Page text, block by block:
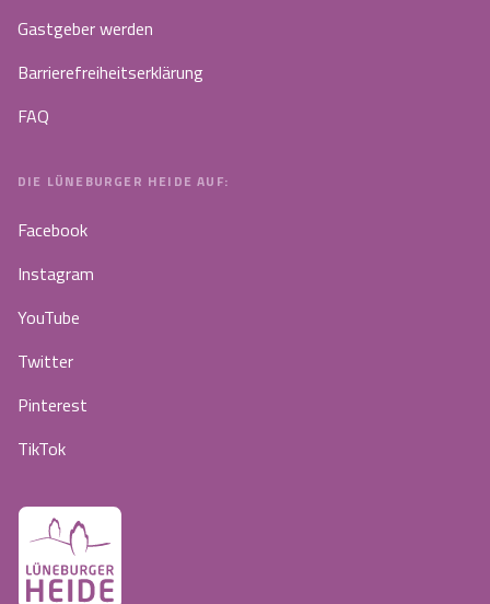
Gastgeber werden
Barrierefreiheitserklärung
FAQ
DIE LÜNEBURGER HEIDE AUF:
Facebook
Instagram
YouTube
Twitter
Pinterest
TikTok